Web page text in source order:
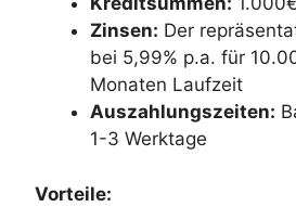
Zinsen: Der
bei 5,99% p.a. für
Monaten Laufzeit
Auszahlungszeiten:
1-3 Werktage
Vorteile: